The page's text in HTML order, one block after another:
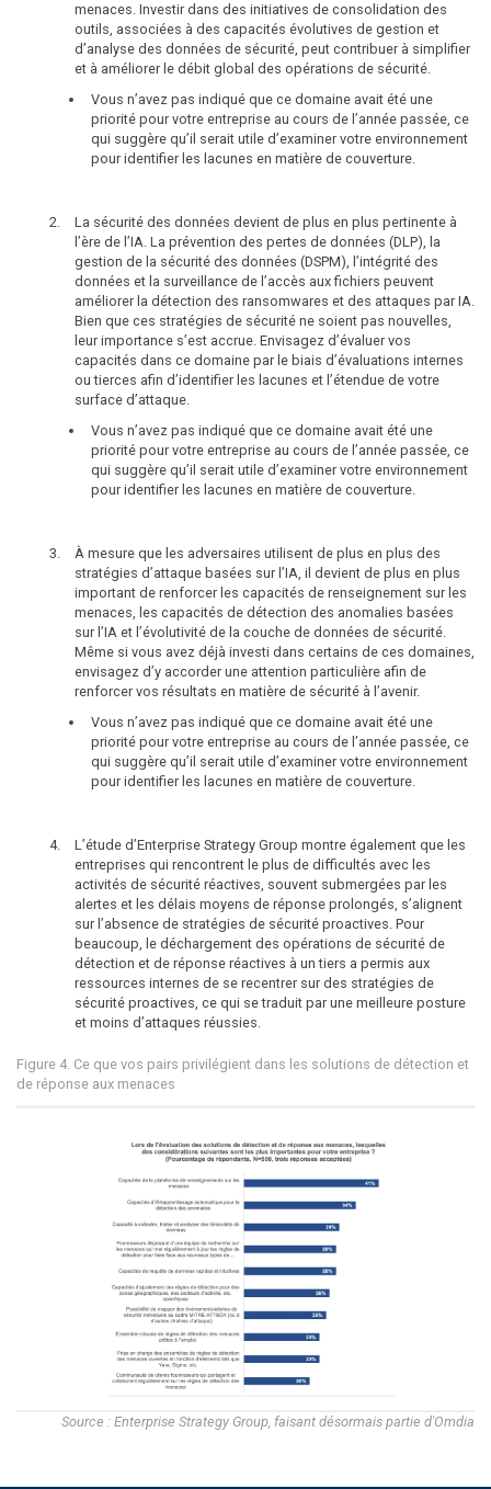
menaces. Investir dans des initiatives de consolidation des
outils, associées à des capacités évolutives de gestion et
d’analyse des données de sécurité, peut contribuer à simplifier
et à améliorer le débit global des opérations de sécurité.
Vous n’avez pas indiqué que ce domaine avait été une
priorité pour votre entreprise au cours de l’année passée, ce
qui suggère qu’il serait utile d’examiner votre environnement
pour identifier les lacunes en matière de couverture.
La sécurité des données devient de plus en plus pertinente à
l’ère de l’IA. La prévention des pertes de données (DLP), la
gestion de la sécurité des données (DSPM), l’intégrité des
données et la surveillance de l’accès aux fichiers peuvent
améliorer la détection des ransomwares et des attaques par IA.
Bien que ces stratégies de sécurité ne soient pas nouvelles,
leur importance s’est accrue. Envisagez d’évaluer vos
capacités dans ce domaine par le biais d’évaluations internes
ou tierces afin d’identifier les lacunes et l’étendue de votre
surface d’attaque.
Vous n’avez pas indiqué que ce domaine avait été une
priorité pour votre entreprise au cours de l’année passée, ce
qui suggère qu’il serait utile d’examiner votre environnement
pour identifier les lacunes en matière de couverture.
À mesure que les adversaires utilisent de plus en plus des
stratégies d’attaque basées sur l’IA, il devient de plus en plus
important de renforcer les capacités de renseignement sur les
menaces, les capacités de détection des anomalies basées
sur l’IA et l’évolutivité de la couche de données de sécurité.
Même si vous avez déjà investi dans certains de ces domaines,
envisagez d’y accorder une attention particulière afin de
renforcer vos résultats en matière de sécurité à l’avenir.
Vous n’avez pas indiqué que ce domaine avait été une
priorité pour votre entreprise au cours de l’année passée, ce
qui suggère qu’il serait utile d’examiner votre environnement
pour identifier les lacunes en matière de couverture.
L’étude d’Enterprise Strategy Group montre également que les
entreprises qui rencontrent le plus de difficultés avec les
activités de sécurité réactives, souvent submergées par les
alertes et les délais moyens de réponse prolongés, s’alignent
sur l’absence de stratégies de sécurité proactives. Pour
beaucoup, le déchargement des opérations de sécurité de
détection et de réponse réactives à un tiers a permis aux
ressources internes de se recentrer sur des stratégies de
sécurité proactives, ce qui se traduit par une meilleure posture
et moins d’attaques réussies.
Figure 4. Ce que vos pairs privilégient dans les solutions de détection et
de réponse aux menaces
Source : Enterprise Strategy Group, faisant désormais partie d'Omdia